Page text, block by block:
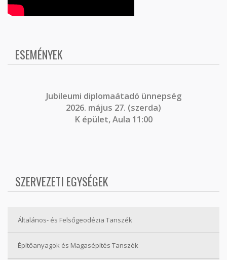
ESEMÉNYEK
Jubileumi diplomaátadó ünnepség
2026. május 27. (szerda)
K épület, Aula 11:00
SZERVEZETI EGYSÉGEK
Általános- és Felsőgeodézia Tanszék
Építőanyagok és Magasépítés Tanszék